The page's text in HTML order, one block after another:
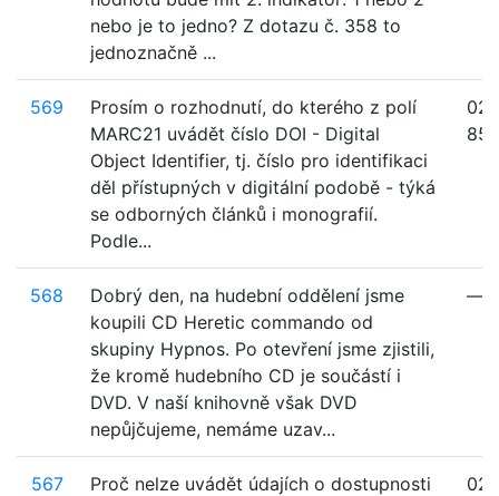
nebo je to jedno? Z dotazu č. 358 to
jednoznačně ...
569
Prosím o rozhodnutí, do kterého z polí
MARC21 uvádět číslo DOI - Digital
Object Identifier, tj. číslo pro identifikaci
děl přístupných v digitální podobě - týká
se odborných článků i monografií.
Podle...
856
568
Dobrý den, na hudební oddělení jsme
koupili CD Heretic commando od
skupiny Hypnos. Po otevření jsme zjistili,
že kromě hudebního CD je součástí i
DVD. V naší knihovně však DVD
nepůjčujeme, nemáme uzav...
—
567
Proč nelze uvádět údajích o dostupnosti
020